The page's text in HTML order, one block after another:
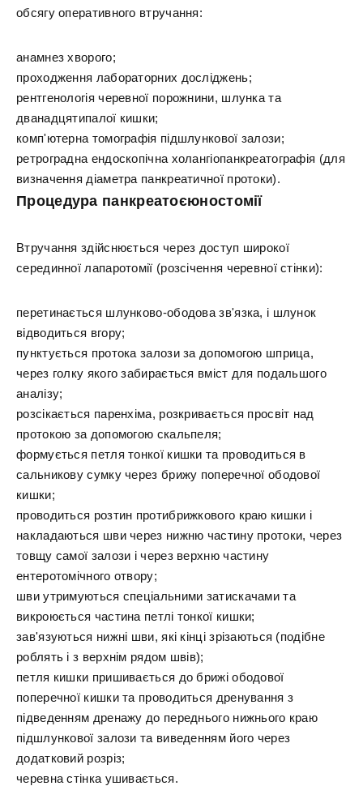
обсягу оперативного втручання:
анамнез хворого;
проходження лабораторних досліджень;
рентгенологія черевної порожнини, шлунка та
дванадцятипалої кишки;
комп'ютерна томографія підшлункової залози;
ретроградна ендоскопічна холангіопанкреатографія (для
визначення діаметра панкреатичної протоки).
Процедура панкреатоєюностомії
Втручання здійснюється через доступ широкої
серединної лапаротомії (розсічення черевної стінки):
перетинається шлунково-ободова зв'язка, і шлунок
відводиться вгору;
пунктується протока залози за допомогою шприца,
через голку якого забирається вміст для подальшого
аналізу;
розсікається паренхіма, розкривається просвіт над
протокою за допомогою скальпеля;
формується петля тонкої кишки та проводиться в
сальникову сумку через брижу поперечної ободової
кишки;
проводиться розтин протибрижкового краю кишки і
накладаються шви через нижню частину протоки, через
товщу самої залози і через верхню частину
ентеротомічного отвору;
шви утримуються спеціальними затискачами та
викроюється частина петлі тонкої кишки;
зав'язуються нижні шви, які кінці зрізаються (подібне
роблять і з верхнім рядом швів);
петля кишки пришивається до брижі ободової
поперечної кишки та проводиться дренування з
підведенням дренажу до переднього нижнього краю
підшлункової залози та виведенням його через
додатковий розріз;
черевна стінка ушивається.